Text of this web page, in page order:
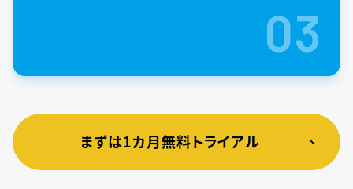
03
まずは1カ月無料トライアル